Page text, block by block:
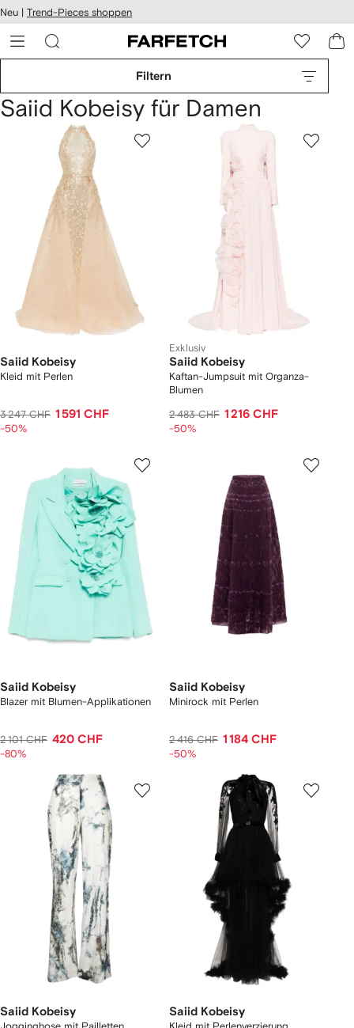
zum
Neu | Trend-Pieces shoppen
Filtern
Saiid Kobeisy für Damen
Saiid Kobeisy
Kleid mit Perlen
3 247 CHF 1 591 CHF
-50%
Exklusiv
Saiid Kobeisy
Kaftan-Jumpsuit mit Organza-
Blumen
2 483 CHF 1 216 CHF
-50%
Saiid Kobeisy
Blazer mit Blumen-Applikationen
2 101 CHF 420 CHF
-80%
Saiid Kobeisy
Minirock mit Perlen
2 416 CHF 1 184 CHF
-50%
Saiid Kobeisy Saiid Kobeisy